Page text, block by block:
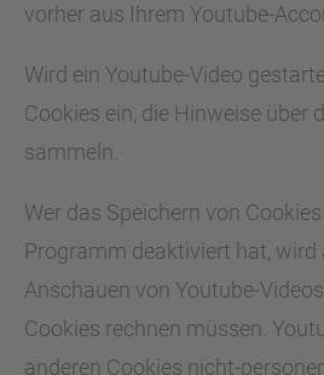
vorher aus Ihrem Youtube-
Wird ein Youtube-Video
Cookies ein, die Hinweise über
sammeln.
Wer das Speichern von
Programm deaktiviert hat, wird
Anschauen von Youtube-
Cookies rechnen müssen.
anderen Cookies nicht-